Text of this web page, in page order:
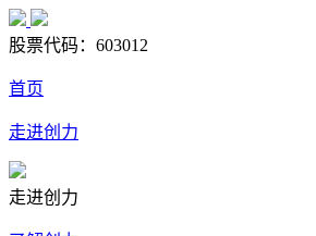
股票代码： 603012
首页
走进创力
走进创力